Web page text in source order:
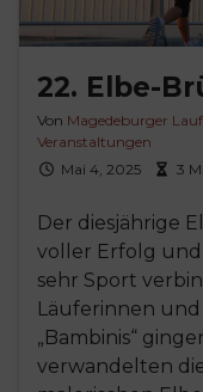
22. Elbe-
Von Magedeburger
Veranstaltungen
Mai 4, 2025
3
Der diesjährige
voller Erfolg
sehr Sport
Läuferinnen und
„Bambinis“
verwandelten